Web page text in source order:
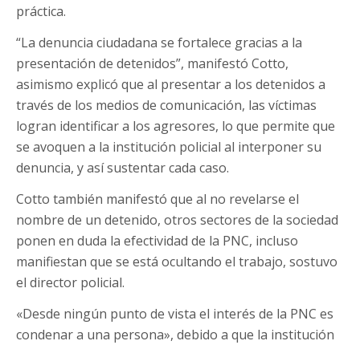
práctica.
“La denuncia ciudadana se fortalece gracias a la
presentación de detenidos”, manifestó Cotto,
asimismo explicó que al presentar a los detenidos a
través de los medios de comunicación, las víctimas
logran identificar a los agresores, lo que permite que
se avoquen a la institución policial al interponer su
denuncia, y así sustentar cada caso.
Cotto también manifestó que al no revelarse el
nombre de un detenido, otros sectores de la sociedad
ponen en duda la efectividad de la PNC, incluso
manifiestan que se está ocultando el trabajo, sostuvo
el director policial.
«Desde ningún punto de vista el interés de la PNC es
condenar a una persona», debido a que la institución